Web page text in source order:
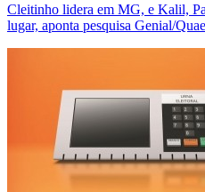
Cleitinho lidera em MG, e Kalil,
lugar, aponta pesquisa Genial/